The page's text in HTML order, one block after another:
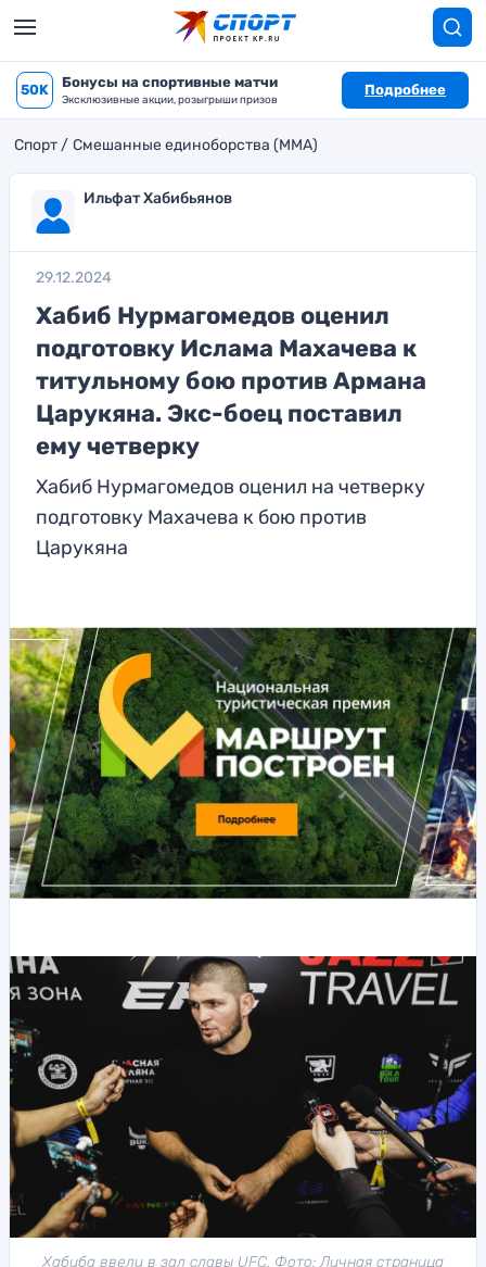
50K Бонусы на спортивные матчи
Эксклюзивные акции, розыгрыши призов
Подробнее
Спорт Смешанные единоборства (MMA)
Ильфат Хабибьянов
29.12.2024
Хабиб Нурмагомедов оценил
подготовку Ислама Махачева к
титульному бою против Армана
Царукяна. Экс-боец поставил
ему четверку
Хабиб Нурмагомедов оценил на четверку
подготовку Махачева к бою против
Царукяна
Хабиба ввели в зал славы UFC. Фото: Личная страница